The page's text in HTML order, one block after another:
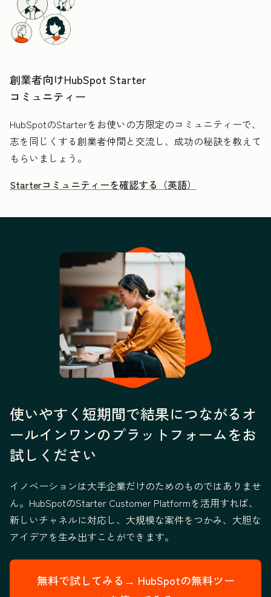
創業者向けHubSpot Starter
コミュニティー
HubSpotのStarterをお使いの方限定のコミュニティーで、
志を同じくする創業者仲間と交流し、成功の秘訣を教えて
もらいましょう。
Starterコミュニティーを確認する（英語）
使いやすく短期間で結果につながるオ
ールインワンのプラットフォームをお
試しください
イノベーションは大手企業だけのためのものではありませ
ん。HubSpotのStarter Customer Platformを活用すれば、
新しいチャネルに対応し、大規模な案件をつかみ、大胆な
アイデアを生み出すことができます。
無料で試してみる→ HubSpotの無料ツー